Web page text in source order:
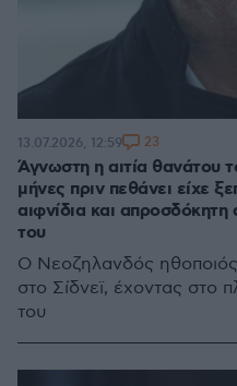
Άγνωστη η αιτία θανάτου
μήνες πριν πεθάνει είχε
αιφνίδια και απροσδόκητη
του
Ο Νεοζηλανδός
στο Σίδνεϊ, έχοντας στο
του
13.07.2026, 12:59 23